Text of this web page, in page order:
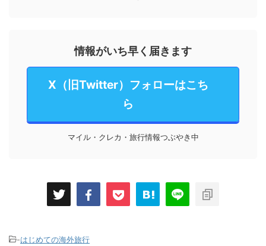
情報がいち早く届きます
X（旧Twitter）フォローはこち
ら
マイル・クレカ・旅行情報つぶやき中
-はじめての海外旅行